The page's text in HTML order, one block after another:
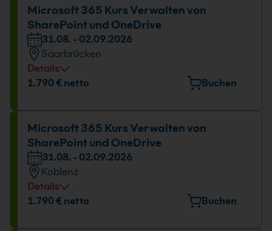
Datum und Uhrzeit
31.08. - 02.09.2026
09:00 - 16:00 Uhr
Microsoft 365 Kurs Verwalten von
SharePoint und OneDrive
31.08. - 02.09.2026
Saarbrücken
Details
Veranstaltungsort
Datum und Uhrzeit
31.08. - 02.09.2026
09:00 - 16:00 Uhr
1.790 € netto Buchen
Microsoft 365 Kurs Verwalten von
SharePoint und OneDrive
31.08. - 02.09.2026
Koblenz
Details
Veranstaltungsort
1.790 € netto Buchen